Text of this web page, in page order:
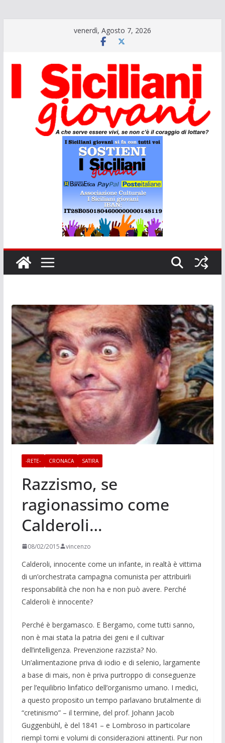
venerdì, Agosto 7, 2026
-RETE- CRONACA SATIRA
Razzismo, se
ragionassimo come
Calderoli…
08/02/2015 vincenzo
Calderoli, innocente come un infante, in realtà è vittima
di un’orchestrata campagna comunista per attribuirli
responsabilità che non ha e non può avere. Perché
Calderoli è innocente?
Perché è bergamasco. E Bergamo, come tutti sanno,
non è mai stata la patria dei geni e il cultivar
dell’intelligenza. Prevenzione razzista? No.
Un’alimentazione priva di iodio e di selenio, largamente
a base di mais, non è priva purtroppo di conseguenze
per l’equilibrio linfatico dell’organismo umano. I medici,
a questo proposito un tempo parlavano brutalmente di
“cretinismo” – il termine, del prof. Johann Jacob
Guggenbühl, è del 1841 – e Lombroso in particolare
riempì tomi e volumi di considerazioni attinenti. Pur non